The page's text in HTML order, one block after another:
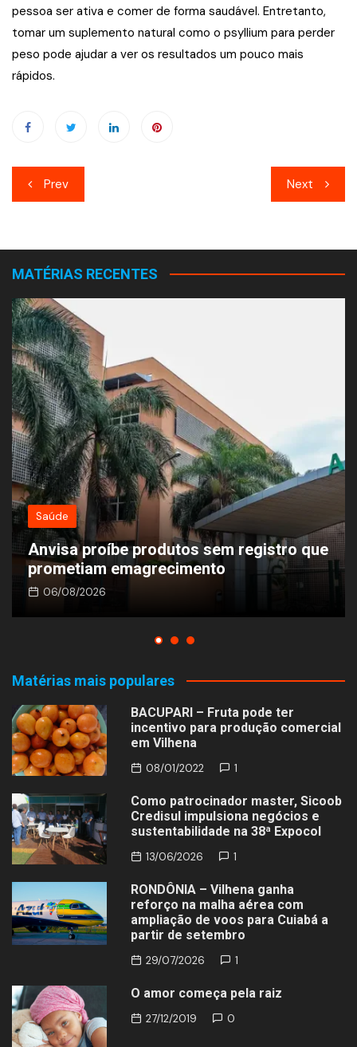
pessoa ser ativa e comer de forma saudável. Entretanto,
tomar um suplemento natural como o psyllium para perder
peso pode ajudar a ver os resultados um pouco mais
rápidos.
Navegação
de
Prev Next
MATÉRIAS RECENTES
Saúde
Anvisa proíbe produtos sem registro que
prometiam emagrecimento
06/08/2026
Matérias mais populares
BACUPARI – Fruta pode ter
incentivo para produção comercial
em Vilhena
08/01/2022 1
Como patrocinador master, Sicoob
Credisul impulsiona negócios e
sustentabilidade na 38ª Expocol
13/06/2026 1
RONDÔNIA – Vilhena ganha
reforço na malha aérea com
ampliação de voos para Cuiabá a
partir de setembro
29/07/2026 1
O amor começa pela raiz
27/12/2019 0